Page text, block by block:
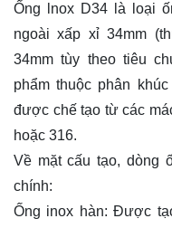
Ống lnox D34 là loại
ngoài xấp xỉ 34mm
34mm tùy theo tiêu
phẩm thuộc phân
được chế tạo từ các
hoặc 316.
Về mặt cấu tạo, dòng
chính:
Ống inox hàn: Được